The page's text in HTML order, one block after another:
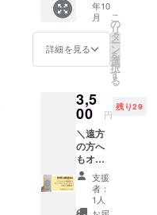
ン！ ガ
ラス
コー
ティン
グ また
はガラ
ルム貼
り付け
を お礼
の手紙
付きで
ご提
供！ ガ
ラス
コー
ティン
年10
月
詳細を見る
こ
の
リ
タ
ー
ン
を
選
択
す
る
3,5
00 円
残り29
＼遠方
の方へ
もオス
スメ／
「LinoL
inoオリ
ジナル
支援
者：
1人